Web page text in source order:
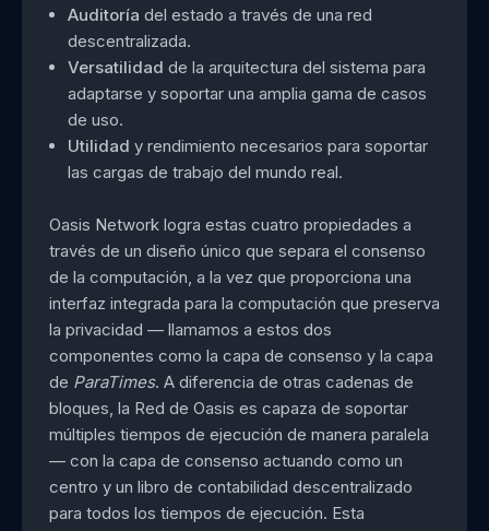
Auditoría del estado a través de una red
descentralizada.
Versatilidad de la arquitectura del sistema para
adaptarse y soportar una amplia gama de casos
de uso.
Utilidad y rendimiento necesarios para soportar
las cargas de trabajo del mundo real.
Oasis Network logra estas cuatro propiedades a
través de un diseño único que separa el consenso
de la computación, a la vez que proporciona una
interfaz integrada para la computación que preserva
la privacidad — llamamos a estos dos
componentes como la capa de consenso y la capa
de ParaTimes. A diferencia de otras cadenas de
bloques, la Red de Oasis es capaza de soportar
múltiples tiempos de ejecución de manera paralela
— con la capa de consenso actuando como un
centro y un libro de contabilidad descentralizado
para todos los tiempos de ejecución. Esta